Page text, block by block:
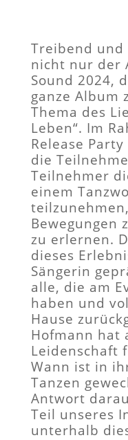
Treibend und
nicht nur der
Sound 2024,
ganze Album
Thema des
Leben“. Im
Release
die
Teilnehmer
einem
Bewegungen
zu erlernen.
dieses
Sängerin
alle, die am
haben und
Hause
Hofmann hat
Leidenschaft
Wann ist in
Tanzen
Antwort
Teil unseres
unterhalb